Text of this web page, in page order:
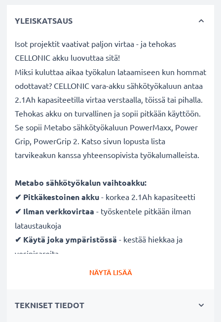
YLEISKATSAUS
Isot projektit vaativat paljon virtaa - ja tehokas
CELLONIC akku luovuttaa sitä!
Miksi kuluttaa aikaa työkalun lataamiseen kun hommat
odottavat? CELLONIC vara-akku sähkötyökaluun antaa
2.1Ah kapasiteetilla virtaa verstaalla, töissä tai pihalla.
Tehokas akku on turvallinen ja sopii pitkään käyttöön.
Se sopii Metabo sähkötyökaluun PowerMaxx, Power
Grip, PowerGrip 2. Katso sivun lopusta lista
tarvikeakun kanssa yhteensopivista työkalumalleista.
Metabo sähkötyökalun vaihtoakku:
✔ Pitkäkestoinenakku - korkea 2.1Ah kapasiteetti
✔ Ilman verkkovirtaa - työskentele pitkään ilman
lataustaukoja
✔ Käytä joka ympäristössä - kestää hiekkaa ja
vesipisaroita
✔ Säännöllinen ja kattava testaus
moderni nykyaikaisen NiMH-tekniikan ansiosta, joka
NÄYTÄ LISÄÄ
TEKNISET TIEDOT